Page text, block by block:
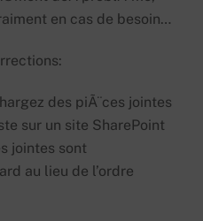
en cas de besoin…
des piÃ¨ces jointes
sur un site SharePoint
jointes sont
au lieu de l’ordre